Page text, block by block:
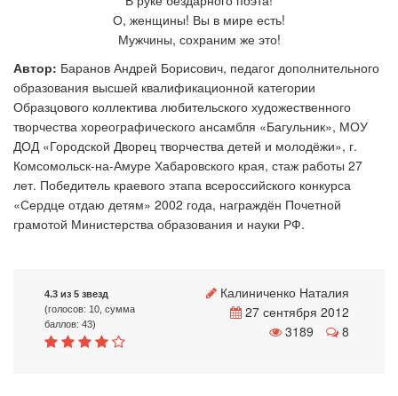
О, женщины! Вы в мире есть!
Мужчины, сохраним же это!
Автор: Баранов Андрей Борисович, педагог дополнительного
образования высшей квалификационной категории
Образцового коллектива любительского художественного
творчества хореографического ансамбля «Багульник», МОУ
ДОД «Городской Дворец творчества детей и молодёжи», г.
Комсомольск-на-Амуре Хабаровского края, стаж работы 27
лет. Победитель краевого этапа всероссийского конкурса
«Сердце отдаю детям» 2002 года, награждён Почетной
грамотой Министерства образования и науки РФ.
4.3 из 5 звезд
(голосов: 10, сумма
баллов: 43)
Калиниченко Наталия
27 сентября 2012
3189
8